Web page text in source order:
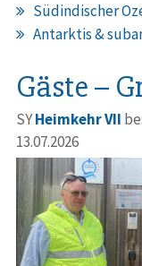
Südindischer
Antarktis &
Gäste –
SYHeimkehr VII
13.07.2026